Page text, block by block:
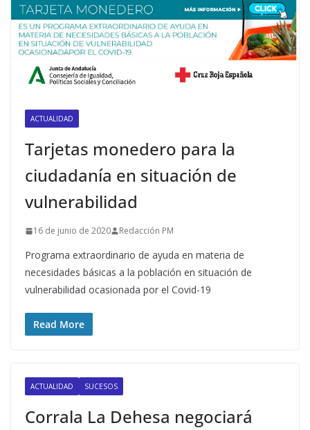
ACTUALIDAD
Tarjetas monedero para la
ciudadanía en situación de
vulnerabilidad
16 de junio de 2020 Redacción PM
Programa extraordinario de ayuda en materia de
necesidades básicas a la población en situación de
vulnerabilidad ocasionada por el Covid-19
Read More
ACTUALIDAD SUCESOS
Corrala La Dehesa negociará